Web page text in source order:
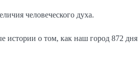
человеческого духа.
истории о том, как наш город 872 дня